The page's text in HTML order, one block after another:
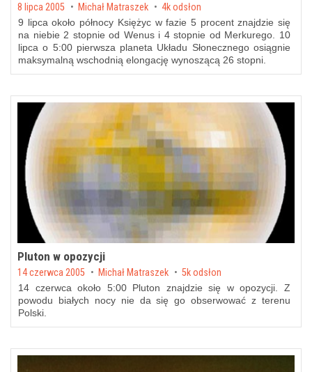
Posted on
8 lipca 2005 by Michał Matraszek 4k odsłon
9 lipca około północy Księżyc w fazie 5 procent znajdzie się
na niebie 2 stopnie od Wenus i 4 stopnie od Merkurego. 10
lipca o 5:00 pierwsza planeta Układu Słonecznego osiągnie
maksymalną wschodnią elongację wynoszącą 26 stopni.
Pluton w opozycji
Posted on
14 czerwca 2005 by Michał Matraszek 5k odsłon
14 czerwca około 5:00 Pluton znajdzie się w opozycji. Z
powodu białych nocy nie da się go obserwować z terenu
Polski.